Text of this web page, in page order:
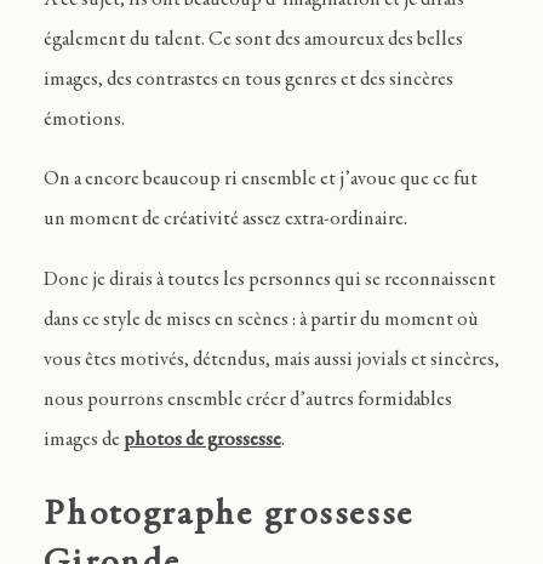
également du talent. Ce sont des amoureux des belles
images, des contrastes en tous genres et des sincères
émotions.
On a encore beaucoup ri ensemble et j’avoue que ce fut
un moment de créativité assez extra-ordinaire.
Donc je dirais à toutes les personnes qui se reconnaissent
dans ce style de mises en scènes : à partir du moment où
vous êtes motivés, détendus, mais aussi jovials et sincères,
nous pourrons ensemble créer d’autres formidables
images de photos de grossesse.
Photographe grossesse